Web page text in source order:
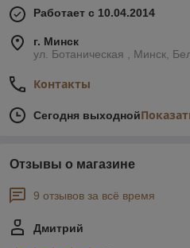
Работает с 10.04.2014
г. Минск
ул. Ботаническая , Минск,
Контакты
Сегодня выходной
Отзывы о магазине
9 отзывов за всё время
Дмитрий